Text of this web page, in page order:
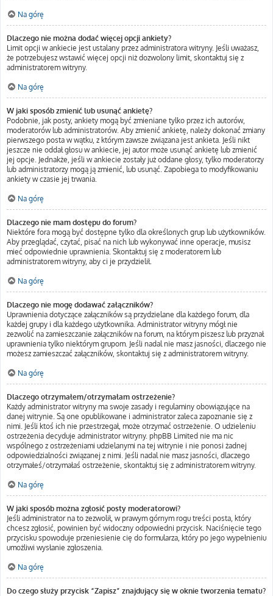
Na górę
Dlaczego nie można dodać więcej opcji ankiety?
Limit opcji w ankiecie jest ustalany przez administratora witryny. Jeśli uważasz,
że potrzebujesz wstawić więcej opcji niż dozwolony limit, skontaktuj się z
administratorem witryny.
Na górę
W jaki sposób zmienić lub usunąć ankietę?
Podobnie, jak posty, ankiety mogą być zmieniane tylko przez ich autorów,
moderatorów lub administratorów. Aby zmienić ankietę, należy dokonać zmiany
pierwszego posta w wątku, z którym zawsze związana jest ankieta. Jeśli nikt
jeszcze nie oddał głosu w ankiecie, jej autor może usunąć ankietę lub zmienić
jej opcje. Jednakże, jeśli w ankiecie zostały już oddane głosy, tylko moderatorzy
lub administratorzy mogą ją zmienić, lub usunąć. Zapobiega to modyfikowaniu
ankiety w czasie jej trwania.
Na górę
Dlaczego nie mam dostępu do forum?
Niektóre fora mogą być dostępne tylko dla określonych grup lub użytkowników.
Aby przeglądać, czytać, pisać na nich lub wykonywać inne operacje, musisz
mieć odpowiednie uprawnienia. Skontaktuj się z moderatorem lub
administratorem witryny, aby ci je przydzielił.
Na górę
Dlaczego nie mogę dodawać załączników?
Uprawnienia dotyczące załączników są przydzielane dla każdego forum, dla
każdej grupy i dla każdego użytkownika. Administrator witryny mógł nie
zezwolić na zamieszczanie załączników na forum, na którym piszesz lub przyznał
uprawnienia tylko niektórym grupom. Jeśli nadal nie masz jasności, dlaczego nie
możesz zamieszczać załączników, skontaktuj się z administratorem witryny.
Na górę
Dlaczego otrzymałem/otrzymałam ostrzeżenie?
Każdy administrator witryny ma swoje zasady i regulaminy obowiązujące na
danej witrynie. Są one opublikowane i administrator zaleca zapoznanie się z
nimi. Jeśli ktoś ich nie przestrzegał, może otrzymać ostrzeżenie. O udzieleniu
ostrzeżenia decyduje administrator witryny. phpBB Limited nie ma nic
wspólnego z ostrzeżeniami udzielanymi na tej witrynie i nie ponosi żadnej
odpowiedzialności związanej z nimi. Jeśli nadal nie masz jasności, dlaczego
otrzymałeś/otrzymałaś ostrzeżenie, skontaktuj się z administratorem witryny.
Na górę
W jaki sposób można zgłosić posty moderatorowi?
Jeśli administrator na to zezwolił, w prawym górnym rogu treści posta, który
chcesz zgłosić, powinien być widoczny odpowiedni przycisk. Naciśnięcie tego
przycisku spowoduje przeniesienie cię do formularza, który po jego wypełnieniu
umożliwi wysłanie zgłoszenia.
Na górę
Do czego służy przycisk “Zapisz” znajdujący się w oknie tworzenia tematu?